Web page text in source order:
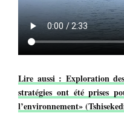
Lire aussi : Exploration
stratégies ont été prises
l’environnement»